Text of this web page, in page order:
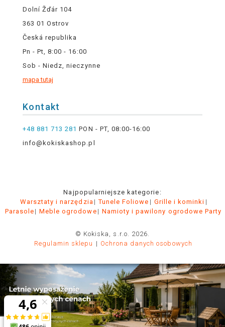
Dolní Žďár 104
363 01 Ostrov
Česká republika
Pn - Pt, 8:00 - 16:00
Sob - Niedz, nieczynne
mapa tutaj
Kontakt
+48 881 713 281 PON - PT, 08:00-16:00
info@kokiskashop.pl
Najpopularniejsze kategorie:
Warsztaty i narzędzia
Tunele Foliowe
Grille i kominki
Parasole
Meble ogrodowe Namioty i pawilony ogrodowe Party
© Kokiska, s.r.o. 2026.
Regulamin sklepu
Ochrona danych osobowych